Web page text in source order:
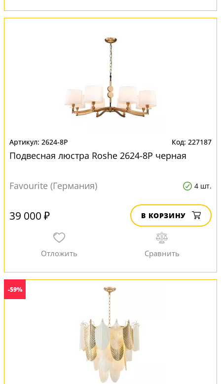
2624-8P 227187
Подвесная люстра Roshe 2624-8P черная
Favourite (Германия) 4 шт.
39 000 ₽ В КОРЗИНУ
-59%